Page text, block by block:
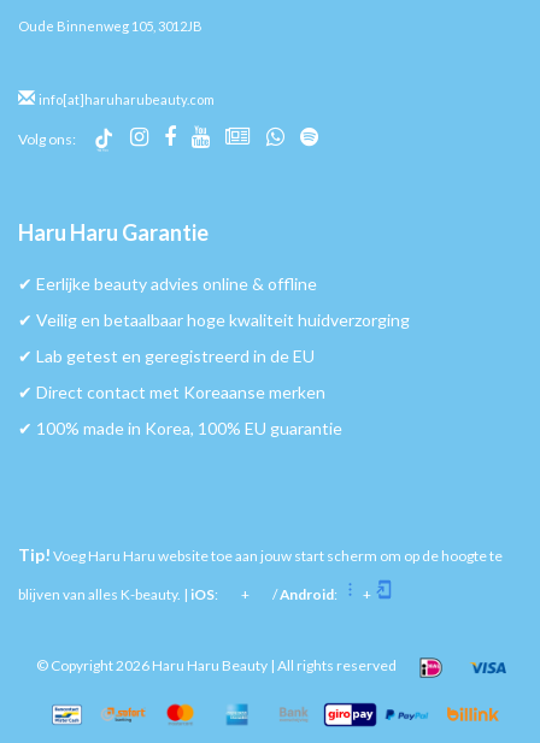
Oude Binnenweg 105, 3012JB
info[at]haruharubeauty.com
Volg ons:
Haru Haru Garantie
✔︎ Eerlijke beauty advies online & offline
✔︎ Veilig en betaalbaar hoge kwaliteit huidverzorging
✔︎ Lab getest en geregistreerd in de EU
✔︎ Direct contact met Koreaanse merken
✔︎ 100% made in Korea, 100% EU guarantie
Tip! Voeg Haru Haru website toe aan jouw start scherm om op de hoogte te
blijven van alles K-beauty. | iOS: + /Android: +
© Copyright 2026 Haru Haru Beauty | All rights reserved